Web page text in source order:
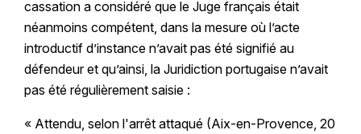
cassation a considéré que le Juge français était
néanmoins compétent, dans la mesure où l’acte
introductif d’instance n’avait pas été signifié au
défendeur et qu’ainsi, la Juridiction portugaise n’avait
pas été régulièrement saisie :
« Attendu, selon l'arrêt attaqué (Aix-en-Provence, 20